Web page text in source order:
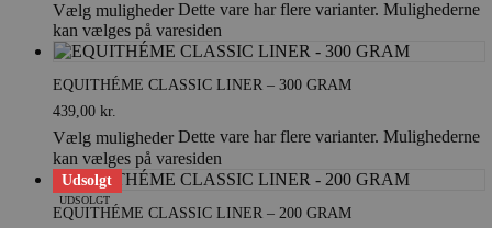
Vælg muligheder Dette vare har flere varianter. Mulighederne
kan vælges på varesiden
EQUITHÉME CLASSIC LINER – 300 GRAM
439,00 kr.
Vælg muligheder Dette vare har flere varianter. Mulighederne
kan vælges på varesiden
Udsolgt
UDSOLGT
EQUITHÉME CLASSIC LINER – 200 GRAM